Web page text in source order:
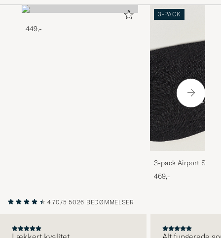
449,-
3-PACK
3-pack Airport
Melange
469,-
4.70/5 5026 BEDØMMELSER